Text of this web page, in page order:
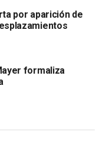
pero pidió dar
con lo que ha dicho
la que está en el
Vamos a
todavía no está
por aparición de
formaliza